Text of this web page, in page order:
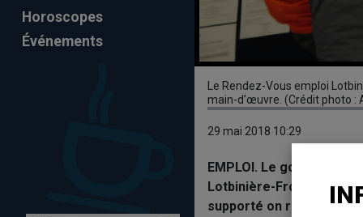
Horoscopes
Événements
Le Rendez-Vous emploi
main-d’œuvre. (Crédit photo :
29 mai 2018 10:29
EMPLOI. Le
Lotbinière-Frontenac
supporté on retrouve le